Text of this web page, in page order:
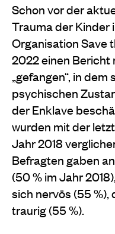
Schon vor der
Trauma der Kinder
Organisation Save
2022 einen Bericht
„gefangen“, in dem
psychischen
der Enklave
wurden mit der
Jahr 2018
Befragten gaben
(50 % im Jahr
sich nervös (55
traurig (55 %).